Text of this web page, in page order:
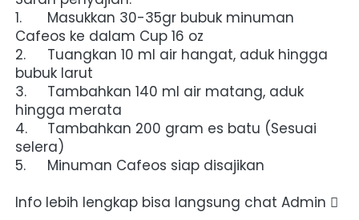
1.	Masukkan 30-35gr bubuk minuman
Cafeos ke dalam Cup 16 oz
2.	Tuangkan 10 ml air hangat, aduk hingga
bubuk larut
3.	Tambahkan 140 ml air matang, aduk
hingga merata
4.	Tambahkan 200 gram es batu (Sesuai
selera)
5.	Minuman Cafeos siap disajikan
Info lebih lengkap bisa langsung chat Admin 